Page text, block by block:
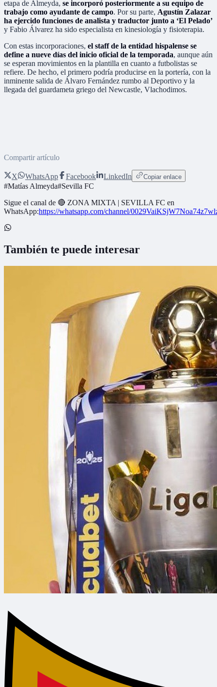
etapa de Almeyda, se incorporó posteriormente a su equipo de
trabajo como ayudante de campo. Por su parte, Agustín Zalazar
ha ejercido funciones de analista y traductor junto a ‘El Pelado’
y Fabio Álvarez ha sido especialista en kinesiología y fisioterapia.
Con estas incorporaciones, el staff de la entidad hispalense se
define a nueve días del inicio oficial de la temporada, aunque aún
se esperan movimientos en la plantilla en cuanto a futbolistas se
refiere. De hecho, el primero podría producirse en la portería, con la
inminente salida de Álvaro Fernández rumbo al Deportivo y la
llegada del guardameta griego del Newcastle, Vlachodimos.
Compartir artículo
X WhatsApp Facebook LinkedIn Copiar enlace
#Matías Almeyda#Sevilla FC
Sigue el canal de 🔴 ZONA MIXTA | SEVILLA FC en
WhatsApp:https://whatsapp.com/channel/
También te puede interesar